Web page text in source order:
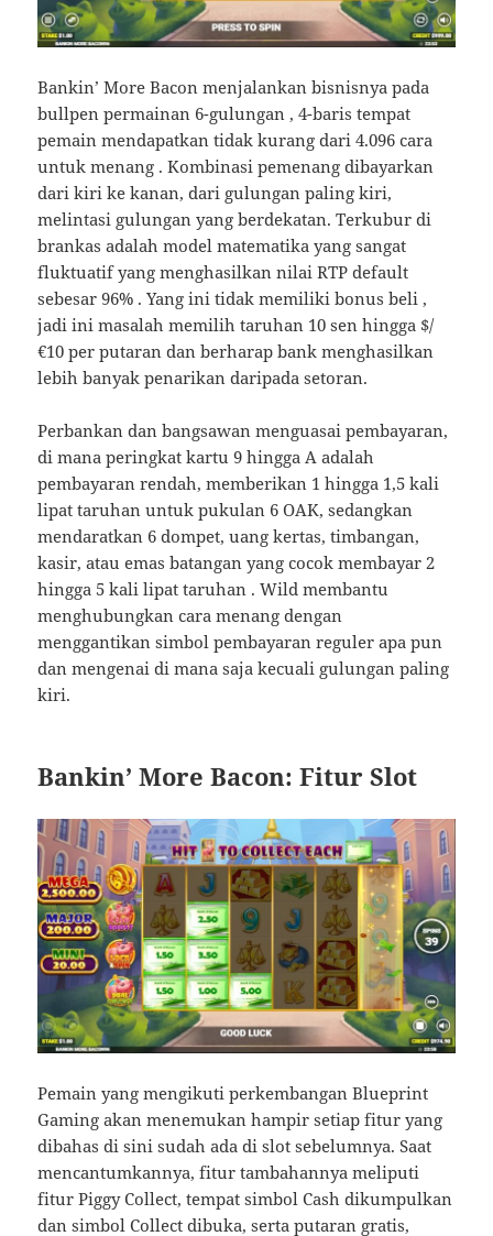
Bankin’ More Bacon menjalankan bisnisnya pada
bullpen permainan 6-gulungan , 4-baris tempat
pemain mendapatkan tidak kurang dari 4.096 cara
untuk menang . Kombinasi pemenang dibayarkan
dari kiri ke kanan, dari gulungan paling kiri,
melintasi gulungan yang berdekatan. Terkubur di
brankas adalah model matematika yang sangat
fluktuatif yang menghasilkan nilai RTP default
sebesar 96% . Yang ini tidak memiliki bonus beli ,
jadi ini masalah memilih taruhan 10 sen hingga $/
€10 per putaran dan berharap bank menghasilkan
lebih banyak penarikan daripada setoran.
Perbankan dan bangsawan menguasai pembayaran,
di mana peringkat kartu 9 hingga A adalah
pembayaran rendah, memberikan 1 hingga 1,5 kali
lipat taruhan untuk pukulan 6 OAK, sedangkan
mendaratkan 6 dompet, uang kertas, timbangan,
kasir, atau emas batangan yang cocok membayar 2
hingga 5 kali lipat taruhan . Wild membantu
menghubungkan cara menang dengan
menggantikan simbol pembayaran reguler apa pun
dan mengenai di mana saja kecuali gulungan paling
kiri.
Bankin’ More Bacon: Fitur Slot
Pemain yang mengikuti perkembangan Blueprint
Gaming akan menemukan hampir setiap fitur yang
dibahas di sini sudah ada di slot sebelumnya. Saat
mencantumkannya, fitur tambahannya meliputi
fitur Piggy Collect, tempat simbol Cash dikumpulkan
dan simbol Collect dibuka, serta putaran gratis,